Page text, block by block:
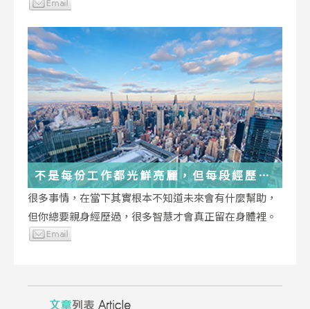
不是每份工作都光鮮亮麗，但每段經歷都
在偷偷改變你
很多事情，在當下其實根本不知道未來會有什麼幫助，
但你總要親身經歷過，很多智慧才會真正留在身體裡。